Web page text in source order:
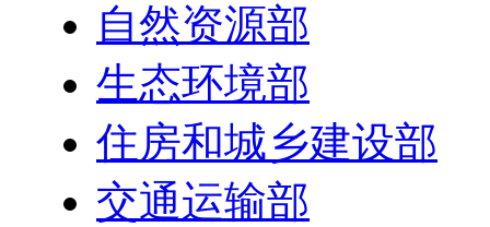
自然资源部
生态环境部
住房和城乡建设部
交通运输部